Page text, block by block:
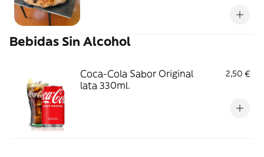
Bebidas Sin Alcohol
Coca-Cola Sabor Original
lata 330ml.
2,50 €